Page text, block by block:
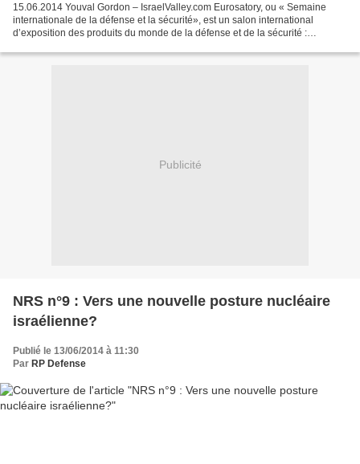
15.06.2014 Youval Gordon – IsraelValley.com Eurosatory, ou « Semaine
internationale de la défense et la sécurité», est un salon international
d’exposition des produits du monde de la défense et de la sécurité :
Publicité
NRS n°9 : Vers une nouvelle posture nucléaire
israélienne?
Publié le 13/06/2014 à 11:30
Par RP Defense